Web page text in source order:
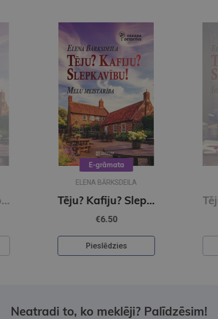
Tēju? Kafiju? Slepkavību! Melu meistarība (e-grāmata)
E-grāmata
ELENA BARKSDEILA
Tēju?Kafiju?Slepkavību! Īena O Šelija atvadu vārdi (e-grāmata)
€6.50
Pieslēdzies
Neatradi to, ko meklēji? Palīdzēsim!